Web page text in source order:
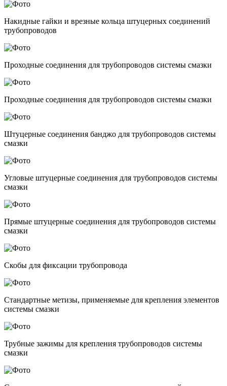
Накидные гайки и врезные кольца штуцерных соединений
трубопроводов
Проходные соединения для трубопроводов системы смазки
Проходные соединения для трубопроводов системы смазки
Штуцерные соединения банджо для трубопроводов системы
смазки
Угловые штуцерные соединения для трубопроводов системы
смазки
Прямые штуцерные соединения для трубопроводов системы
смазки
Скобы для фиксации трубопровода
Стандартные метизы, применяемые для крепления элементов
системы смазки
Трубные зажимы для крепления трубопроводов системы
смазки